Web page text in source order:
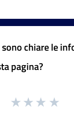
chiare le
pagina?